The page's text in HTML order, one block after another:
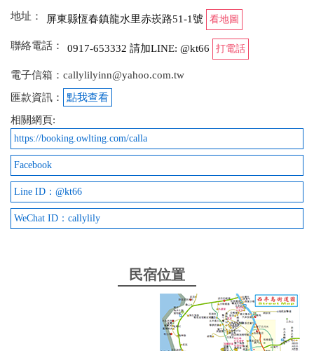
地址：
屏東縣恆春鎮龍水里赤崁路51-1號 看地圖
聯絡電話： 0917-653332 請加LINE: @kt66 打電話
電子信箱：callylilyinn@yahoo.com.tw
匯款資訊：
點我查看
相關網頁:
https://booking.owlting.com/calla
Facebook
Line ID：@kt66
WeChat ID：callylily
民宿位置